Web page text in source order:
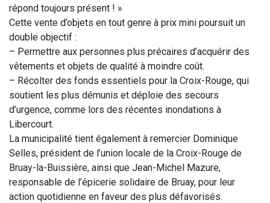
répond toujours présent ! »
Cette vente d’objets en tout genre à prix mini poursuit un
double objectif :
– Permettre aux personnes plus précaires d’acquérir des
vêtements et objets de qualité à moindre coût.
– Récolter des fonds essentiels pour la Croix-Rouge, qui
soutient les plus démunis et déploie des secours
d’urgence, comme lors des récentes inondations à
Libercourt.
La municipalité tient également à remercier Dominique
Selles, président de l’union locale de la Croix-Rouge de
Bruay-la-Buissière, ainsi que Jean-Michel Mazure,
responsable de l’épicerie solidaire de Bruay, pour leur
action quotidienne en faveur des plus défavorisés.